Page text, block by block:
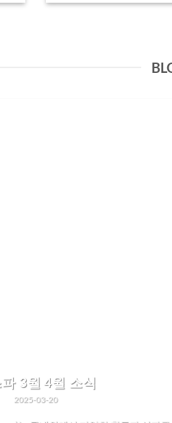
파 3월 4월 소식
2025-03-20